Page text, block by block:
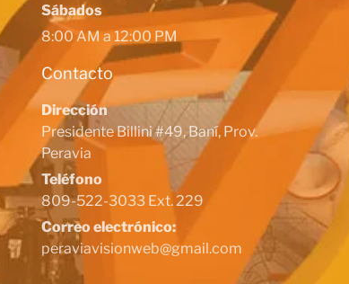
Sábados
8:00 AM a 12:00 PM
Contacto
Dirección
Presidente Billini #49, Baní, Prov.
Peravia
Teléfono
809-522-3033 Ext. 229
Correo electrónico:
peraviavisionweb@gmail.com